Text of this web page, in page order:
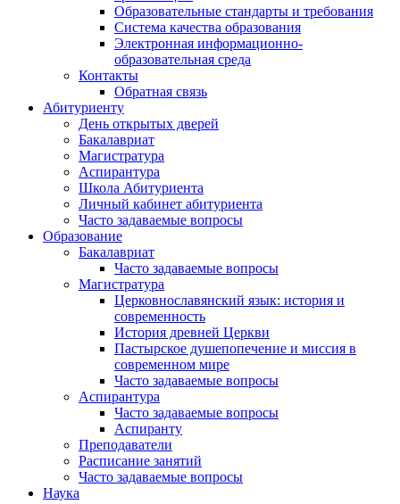
Образовательные стандарты и требования
Система качества образования
Электронная информационно-
образовательная среда
Контакты
Обратная связь
Абитуриенту
День открытых дверей
Бакалавриат
Магистратура
Аспирантура
Школа Абитуриента
Личный кабинет абитуриента
Часто задаваемые вопросы
Образование
Бакалавриат
Часто задаваемые вопросы
Магистратура
Церковнославянский язык: история и
современность
История древней Церкви
Пастырское душепопечение и миссия в
современном мире
Часто задаваемые вопросы
Аспирантура
Часто задаваемые вопросы
Аспиранту
Преподаватели
Расписание занятий
Часто задаваемые вопросы
Наука